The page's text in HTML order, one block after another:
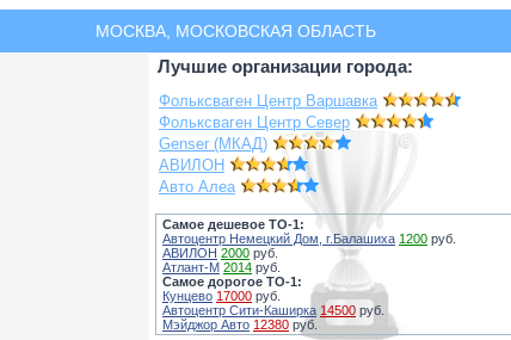
МОСКВА, МОСКОВСКАЯ ОБЛАСТЬ
Лучшие организации города:
Фольксваген Центр Варшавка
Фольксваген Центр Север
Genser (МКАД)
АВИЛОН
Авто Алеа
Самое дешевое ТО-1:
Автоцентр Немецкий Дом, г.Балашиха 1200 руб.
АВИЛОН 2000 руб.
Атлант-М 2014 руб.
Самое дорогое ТО-1:
Кунцево 17000 руб.
Автоцентр Сити-Каширка 14500 руб.
Мэйджор Авто 12380 руб.